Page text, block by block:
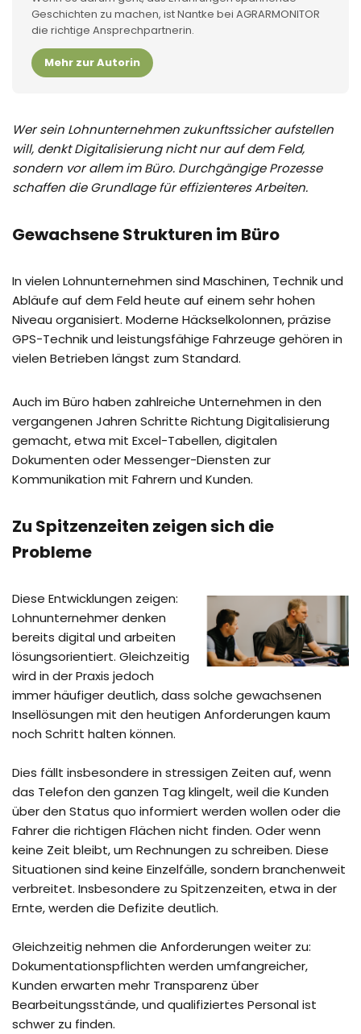
Geschichten zu machen, ist Nantke bei AGRARMONITOR
die richtige Ansprechpartnerin.
Mehr zur Autorin
Wer sein Lohnunternehmen zukunftssicher aufstellen
will, denkt Digitalisierung nicht nur auf dem Feld,
sondern vor allem im Büro. Durchgängige Prozesse
schaffen die Grundlage für effizienteres Arbeiten.
Gewachsene Strukturen im Büro
In vielen Lohnunternehmen sind Maschinen, Technik und
Abläufe auf dem Feld heute auf einem sehr hohen
Niveau organisiert. Moderne Häckselkolonnen, präzise
GPS-Technik und leistungsfähige Fahrzeuge gehören in
vielen Betrieben längst zum Standard.
Auch im Büro haben zahlreiche Unternehmen in den
vergangenen Jahren Schritte Richtung Digitalisierung
gemacht, etwa mit Excel-Tabellen, digitalen
Dokumenten oder Messenger-Diensten zur
Kommunikation mit Fahrern und Kunden.
Zu Spitzenzeiten zeigen sich die
Probleme
Diese Entwicklungen zeigen:
Lohnunternehmer denken
bereits digital und arbeiten
lösungsorientiert. Gleichzeitig
wird in der Praxis jedoch
immer häufiger deutlich, dass solche gewachsenen
Insellösungen mit den heutigen Anforderungen kaum
noch Schritt halten können.
Dies fällt insbesondere in stressigen Zeiten auf, wenn
das Telefon den ganzen Tag klingelt, weil die Kunden
über den Status quo informiert werden wollen oder die
Fahrer die richtigen Flächen nicht finden. Oder wenn
keine Zeit bleibt, um Rechnungen zu schreiben. Diese
Situationen sind keine Einzelfälle, sondern branchenweit
verbreitet. Insbesondere zu Spitzenzeiten, etwa in der
Ernte, werden die Defizite deutlich.
Gleichzeitig nehmen die Anforderungen weiter zu:
Dokumentationspflichten werden umfangreicher,
Kunden erwarten mehr Transparenz über
Bearbeitungsstände, und qualifiziertes Personal ist
schwer zu finden.